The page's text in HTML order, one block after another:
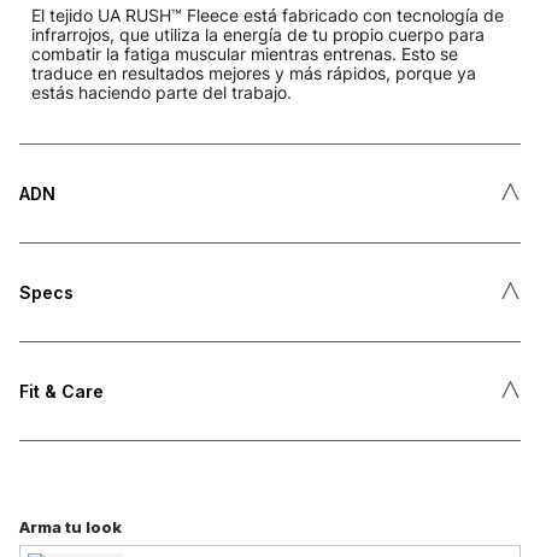
El tejido UA RUSH™ Fleece está fabricado con tecnología de
infrarrojos, que utiliza la energía de tu propio cuerpo para
combatir la fatiga muscular mientras entrenas. Esto se
traduce en resultados mejores y más rápidos, porque ya
estás haciendo parte del trabajo.
ADN ˄
Specs ˄
Fit & Care ˄
Arma tu look